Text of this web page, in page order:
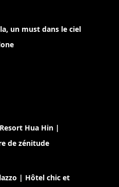
un must dans le ciel
Hua Hin |
de zénitude
| Hôtel chic et